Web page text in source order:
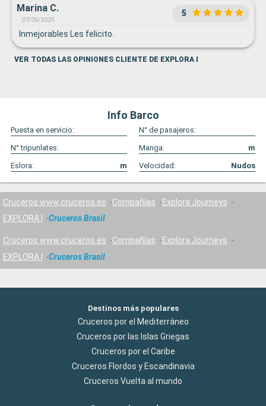
Marina C.
07/05/2025
5
Inmejorables Les felicito.
VER TODAS LAS OPINIONES CLIENTE DE EXPLORA I
Info Barco
Puesta en servicio:
N° de pasajeros:
N° tripunlates:
Manga:
m
Eslora:
m Velocidad: Nudos
Cruceros www.cruceros.es Compañías
Explora Journeys
EXPLORA I
Cruceros Brasil
Cruceros www.cruceros.es Compañías
Explora Journeys
EXPLORA I
Cruceros Brasil
Destinos más populares
Cruceros por el Mediterráneo
Cruceros por las Islas Griegas
Cruceros por el Caribe
Cruceros Flordos y Escandinavia
Cruceros Vuelta al mundo